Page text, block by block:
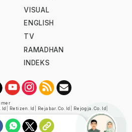
VISUAL
ENGLISH
TV
RAMADHAN
INDEKS
Retizen.id Rejabar.co.id Rejogja.co.id
oleh Dewan Pers